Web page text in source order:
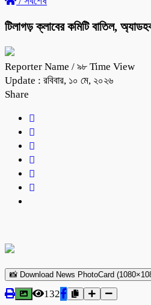
টিলাগড় ক্লাবের কমিটি বাতিল,
Reporter Name / ৯৮ Time View
Update : রবিবার, ১০ মে, ২০২৬
Share
📸 Download News PhotoCard
132